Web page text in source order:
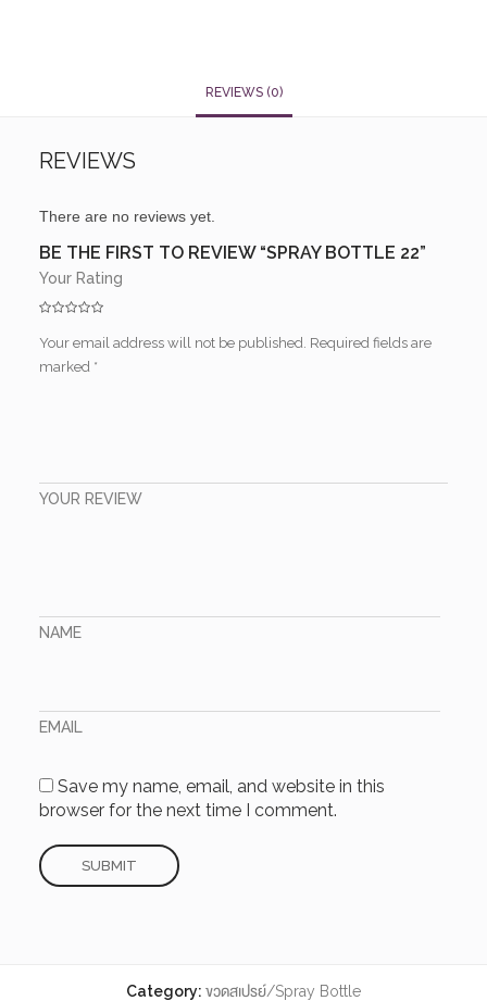
REVIEWS (0)
REVIEWS
There are no reviews yet.
BE THE FIRST TO REVIEW “SPRAY BOTTLE 22”
Your email address will not be published. Required fields are
marked *
Your Rating
YOUR REVIEW
NAME
EMAIL
Save my name, email, and website in this
browser for the next time I comment.
Category: ขวดสเปรย์/Spray Bottle